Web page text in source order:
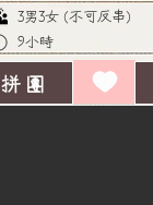
3男3女 (不可反串)
9小時
拼團